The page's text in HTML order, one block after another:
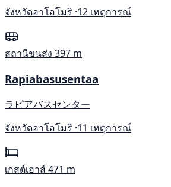
จังหวัดอาโอโมริ ·12 เหตุการณ์
สถานีขนส่ง 397 m
Rapiabasusentaa
ラピアバスセンター
จังหวัดอาโอโมริ ·11 เหตุการณ์
เกสต์เฮาส์471 m